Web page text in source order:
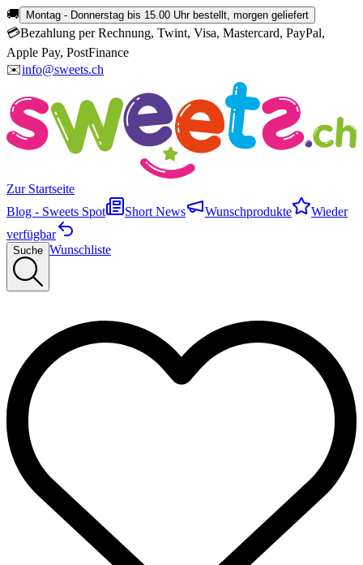
🚚 Montag - Donnerstag bis 15.00 Uhr bestellt, morgen geliefert
💳Bezahlung per Rechnung, Twint, Visa, Mastercard, PayPal,
Apple Pay, PostFinance
✉️info@sweets.ch
Zur Startseite
Blog - Sweets Spot
Short News Wunschprodukte
Wieder
verfügbar
Suche Wunschliste